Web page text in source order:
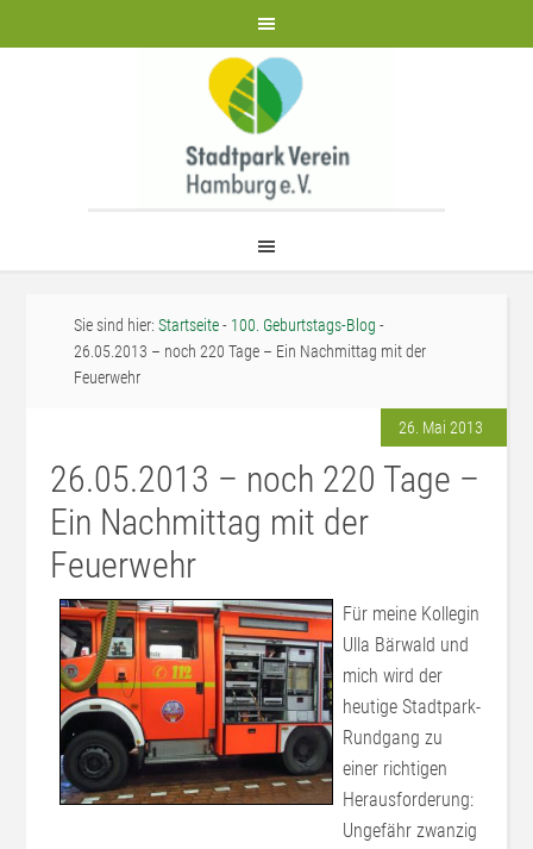
Sie sind hier:Startseite- 100. Geburtstags-Blog -
26.05.2013 – noch 220 Tage – Ein Nachmittag mit der
Feuerwehr
26. Mai 2013
26.05.2013 – noch 220 Tage –
Ein Nachmittag mit der
Feuerwehr
Für meine Kollegin
Ulla Bärwald und
mich wird der
heutige Stadtpark-
Rundgang zu
einer richtigen
Herausforderung:
Ungefähr zwanzig